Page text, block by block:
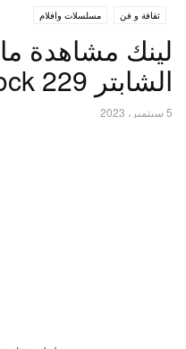
ثقافة و فن مسلسلات وافلام
لينك مشاهدة
الشابتر manga blue lock 229
5 سبتمبر، 2023